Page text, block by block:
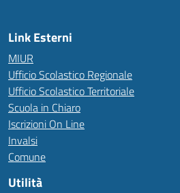
Link Esterni
MIUR
Ufficio Scolastico Regionale
Ufficio Scolastico Territoriale
Scuola in Chiaro
Iscrizioni On Line
Invalsi
Comune
Utilità